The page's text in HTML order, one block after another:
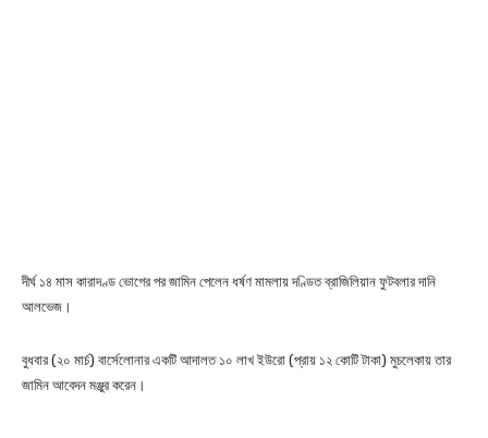
দীর্ঘ ১৪ মাস কারাদণ্ড ভোগের পর জামিন পেলেন ধর্ষণ মামলায় দণ্ডিত ব্রাজিলিয়ান ফুটবলার দানি
আলভেজ।
বুধবার (২০ মার্চ) বার্সেলোনার একটি আদালত ১০ লাখ ইউরো (প্রায় ১২ কোটি টাকা) মুচলেকায় তার
জামিন আবেদন মঞ্জুর করেন।